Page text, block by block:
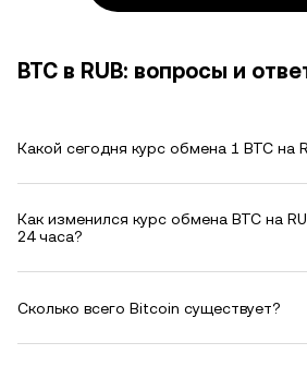
BTC в RUB: вопросы и
Какой сегодня курс обмена 1 BTC на
Как изменился курс обмена BTC на
24 часа?
Сколько всего Bitcoin существует?